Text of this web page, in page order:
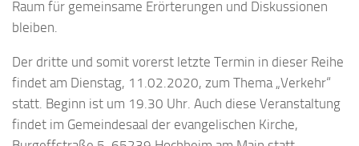
Raum für gemeinsame Erörterungen und Diskussionen
bleiben.
Der dritte und somit vorerst letzte Termin in dieser Reihe
findet am Dienstag, 11.02.2020, zum Thema „Verkehr“
statt. Beginn ist um 19.30 Uhr. Auch diese Veranstaltung
findet im Gemeindesaal der evangelischen Kirche,